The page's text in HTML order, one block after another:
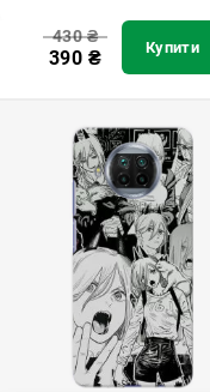
430₴
390 ₴ Купити